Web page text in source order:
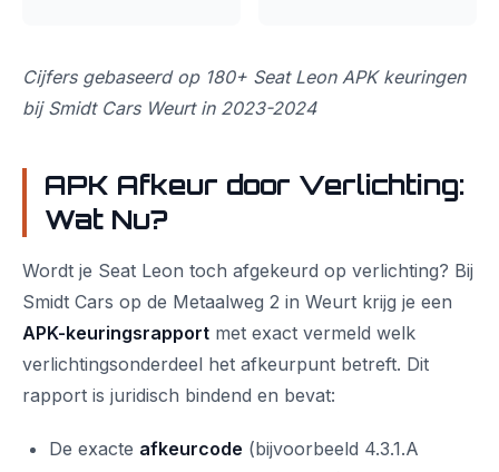
Cijfers gebaseerd op 180+ Seat Leon APK keuringen
bij Smidt Cars Weurt in 2023-2024
APK Afkeur door Verlichting:
Wat Nu?
Wordt je Seat Leon toch afgekeurd op verlichting? Bij
Smidt Cars op de Metaalweg 2 in Weurt krijg je een
APK-keuringsrapport met exact vermeld welk
verlichtingsonderdeel het afkeurpunt betreft. Dit
rapport is juridisch bindend en bevat:
De exacte afkeurcode (bijvoorbeeld 4.3.1.A